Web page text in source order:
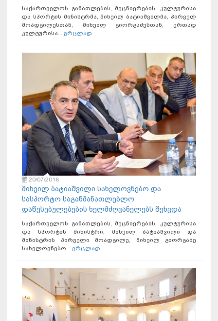
საქართველოს განათლების, მეცნიერების, კულტურისა
და სპორტის მინისტრმა, მიხეილ ბატიაშვილმა, პირველ
მოადგილესთან, მიხეილ გიორგაძესთან, ერთად
კულტურისა... ვრცლად
20/07/2018
მიხეილ ბატიაშვილი სახელოვნებო და
სასპორტო საგანმანათლებლო
დაწესებულებების ხელმძღვანელებს შეხვდა
საქართველოს განათლების, მეცნიერების, კულტურისა
და სპორტის მინისტრი, მიხეილ ბატიაშვილი და
მინისტრის პირველი მოადგილე, მიხეილ გიორგაძე
სახელოვნებო... ვრცლად